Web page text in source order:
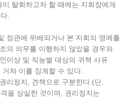
이 탈회하고자 할 때에는 지회장에게
.
정관에 위배되거나 본 지회의 명예를
의 의무를 이행하지 않았을 경우와
이상 및 직능별 대상의 귀책 사유
쳐 이를 징계할 수 있다.
리정지, 견책으로 구분한다.(단,
을 상실한 것이며, 권리정지는